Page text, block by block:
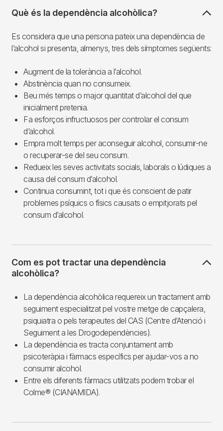
Què és la dependència alcohòlica?
Es considera que una persona pateix una dependència de
l’alcohol si presenta, almenys, tres dels símptomes següents:
Augment de la tolerància a l’alcohol.
Abstinència quan no consumeix.
Beu més temps o major quantitat d’alcohol del que
inicialment pretenia.
Fa esforços infructuosos per controlar el consum
d’alcohol.
Empra molt temps per aconseguir alcohol, consumir-ne
o recuperar-se del seu consum.
Redueix les seves activitats socials, laborals o lúdiques a
causa del consum d’alcohol.
Continua consumint, tot i que és conscient de patir
problemes psíquics o físics causats o empitjorats pel
consum d’alcohol.
Com es pot tractar una dependència
alcohòlica?
La dependència alcohòlica requereix un tractament amb
seguiment especialitzat pel vostre metge de capçalera,
psiquiatra o pels terapeutes del CAS (Centre d’Atenció i
Seguiment a les Drogodependències).
La dependència es tracta conjuntament amb
psicoteràpia i fàrmacs específics per ajudar-vos a no
consumir alcohol.
Entre els diferents fàrmacs utilitzats podem trobar el
Colme® (CIANAMIDA).